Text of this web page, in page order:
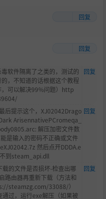
回复
回复
软件隔离了之类的，测试的
，不知道的话根据这个教程
，可以解决99%问题）http
回复
后提示这个，XJ02042Drago
ArisennativePCromeqa_
解压加密文件数
是输入的密码不正确或文件
然后点开DDDA.e
到steam_api.dll
回复
载的文件是否损坏-检查出哪
路由器再重新下载（方法和
steamzg.com/33088/）
通过，运行exe解压（如果被
回复